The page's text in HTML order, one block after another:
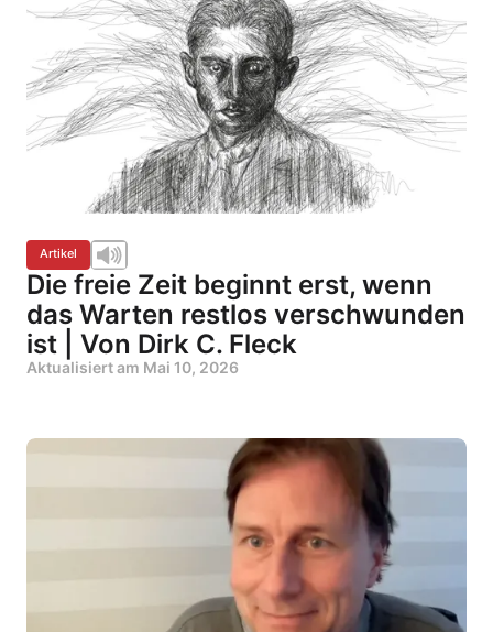
Artikel
Die freie Zeit beginnt erst, wenn
das Warten restlos verschwunden
ist | Von Dirk C. Fleck
Aktualisiert am Mai 10, 2026